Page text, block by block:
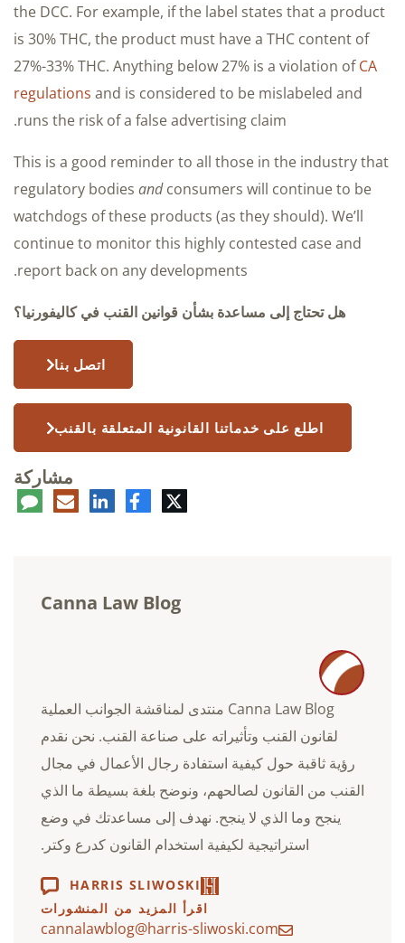
the DCC. For example, if the label states that a product
is 30% THC, the product must have a THC content of
27%-33% THC. Anything below 27% is a violation ofCA
regulations and is considered to be mislabeled and
runs the risk of a false advertising claim.
This is a good reminder to all those in the industry that
regulatory bodies andconsumers will continue to be
watchdogs of these products (as they should). We’ll
continue to monitor this highly contested case and
report back on any developments.
هل تحتاج إلى مساعدة بشأن قوانين القنب في كاليفورنيا؟
اتصل بنا
اطلع على خدماتنا القانونية المتعلقة بالقنب
مشاركة
تويتر فيسبوكلينكدإنالبريد
Canna Law Blog
Canna Law Blog منتدى لمناقشة الجوانب العملية
لقانون القنب وتأثيراته على صناعة القنب. نحن نقدم
رؤية ثاقبة حول كيفية استفادة رجال الأعمال في مجال
القنب من القانون لصالحهم، ونوضح بلغة بسيطة ما الذي
ينجح وما الذي لا ينجح. نهدف إلى مساعدتك في وضع
استراتيجية لكيفية استخدام القانون كدرع وكتر.
HARRIS SLIWOSKI
اقرأ المزيد من المنشورات
cannalawblog@harris-sliwoski.com